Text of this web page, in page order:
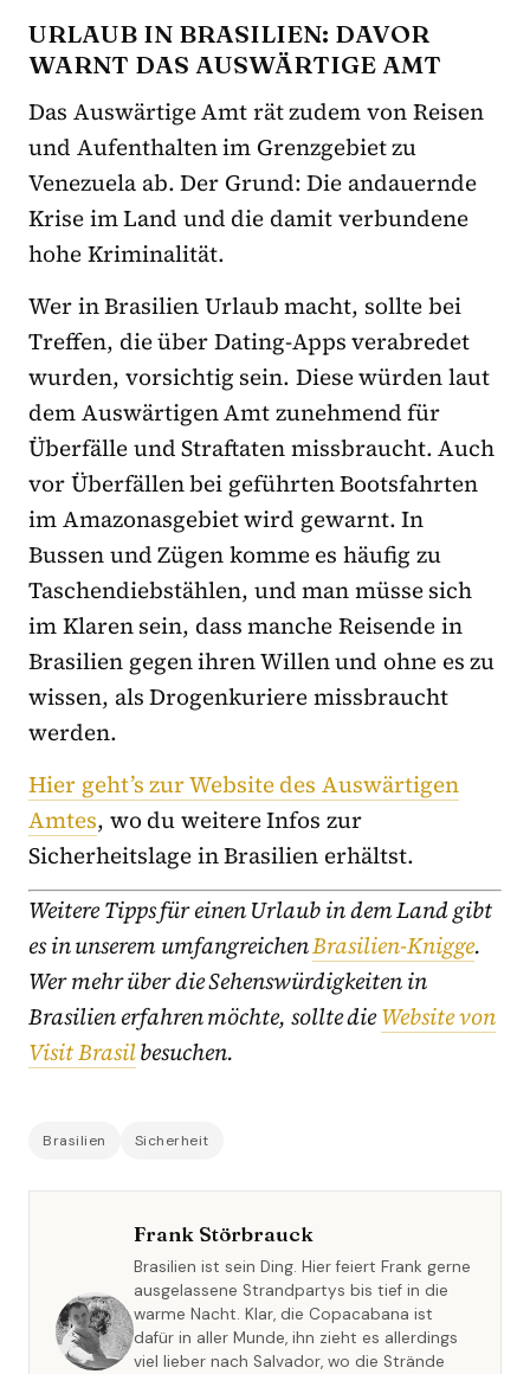
URLAUB IN BRASILIEN: DAVOR
WARNT DAS AUSWÄRTIGE AMT
Das Auswärtige Amt rät zudem von Reisen
und Aufenthalten im Grenzgebiet zu
Venezuela ab. Der Grund: Die andauernde
Krise im Land und die damit verbundene
hohe Kriminalität.
Wer in Brasilien Urlaub macht, sollte bei
Treffen, die über Dating-Apps verabredet
wurden, vorsichtig sein. Diese würden laut
dem Auswärtigen Amt zunehmend für
Überfälle und Straftaten missbraucht. Auch
vor Überfällen bei geführten Bootsfahrten
im Amazonasgebiet wird gewarnt. In
Bussen und Zügen komme es häufig zu
Taschendiebstählen, und man müsse sich
im Klaren sein, dass manche Reisende in
Brasilien gegen ihren Willen und ohne es zu
wissen, als Drogenkuriere missbraucht
werden.
Hier geht’s zur Website des Auswärtigen
Amtes, wo du weitere Infos zur
Sicherheitslage in Brasilien erhältst.
Weitere Tipps für einen Urlaub in dem Land gibt
es in unserem umfangreichenBrasilien-Knigge.
Wer mehr über die Sehenswürdigkeiten in
Brasilien erfahren möchte, sollte dieWebsite von
Visit Brasilbesuchen.
Brasilien Sicherheit
Frank Störbrauck
Brasilien ist sein Ding. Hier feiert Frank gerne
ausgelassene Strandpartys bis tief in die
warme Nacht. Klar, die Copacabana ist
dafür in aller Munde, ihn zieht es allerdings
viel lieber nach Salvador, wo die Strände